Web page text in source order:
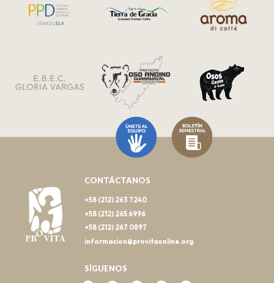
CONTÁCTANOS
+58 (212) 263 7240
+58 (212) 265 6996
+58 (212) 267 0897
informacion@provitaonline.org
SÍGUENOS